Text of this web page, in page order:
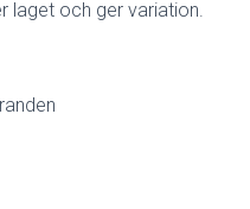
laget och ger variation.